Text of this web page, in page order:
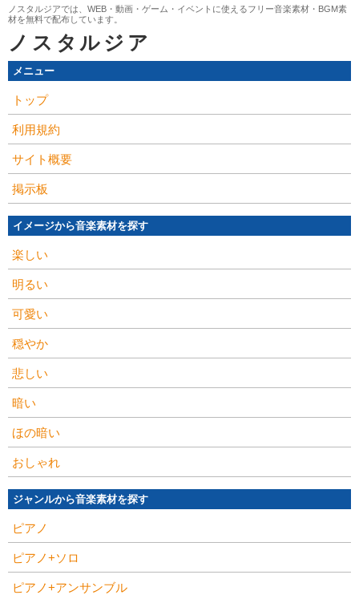
ノスタルジアでは、WEB・動画・ゲーム・イベントに使えるフリー音楽素材・BGM素
材を無料で配布しています。
ノスタルジア
メニュー
トップ
利用規約
サイト概要
掲示板
イメージから音楽素材を探す
楽しい
明るい
可愛い
穏やか
悲しい
暗い
ほの暗い
おしゃれ
ジャンルから音楽素材を探す
ピアノ
ピアノ+ソロ
ピアノ+アンサンブル